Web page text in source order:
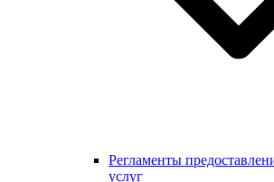
Регламенты
услуг